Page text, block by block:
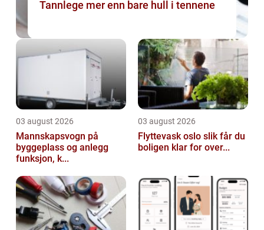
Tannlege mer enn bare hull i tennene
03 august 2026
Mannskapsvogn på
byggeplass og anlegg
funksjon, k...
03 august 2026
Flyttevask oslo slik får du
boligen klar for over...